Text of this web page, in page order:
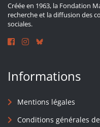
Créée en 1963, la Fondation
recherche et la diffusion des
sociales.
Informations
Mentions légales
Conditions générales